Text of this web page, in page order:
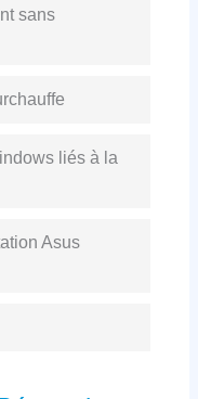
sans
liés à la
Asus